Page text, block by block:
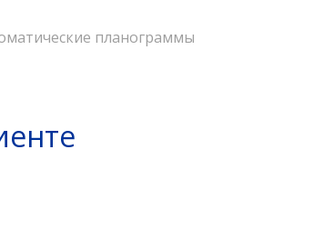
планограммы